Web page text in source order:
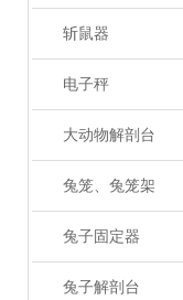
斩鼠器
电子秤
大动物解剖台
兔笼、兔笼架
兔子固定器
兔子解剖台